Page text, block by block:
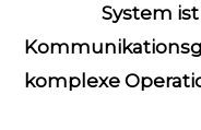
System
komplexe